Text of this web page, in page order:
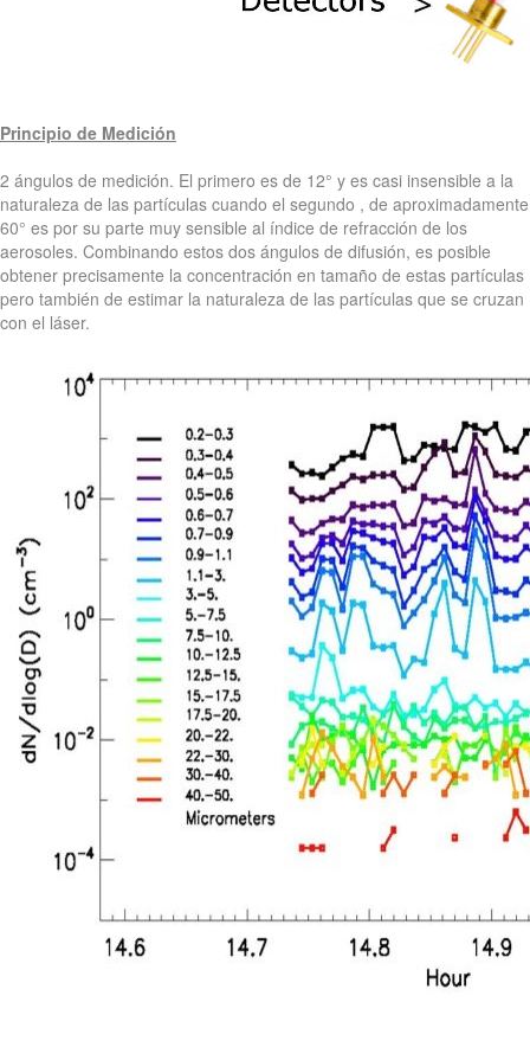
Principio de Medición
2 ángulos de medición. El primero es de 12° y es casi insensible a la
naturaleza de las partículas cuando el segundo , de aproximadamente
60° es por su parte muy sensible al índice de refracción de los
aerosoles. Combinando estos dos ángulos de difusión, es posible
obtener precisamente la concentración en tamaño de estas partículas
pero también de estimar la naturaleza de las partículas que se cruzan
con el láser.